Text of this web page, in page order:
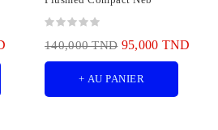
140,000 TND 95,000 TND
+ AU PANIER